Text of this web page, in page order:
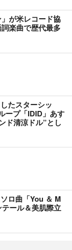
が米レコード協
楽曲で歴代最多
たスターシッ
ープ「IDID」あす
ド清涼ドル”とし
ロ曲「You ＆ M
ール＆美肌際立